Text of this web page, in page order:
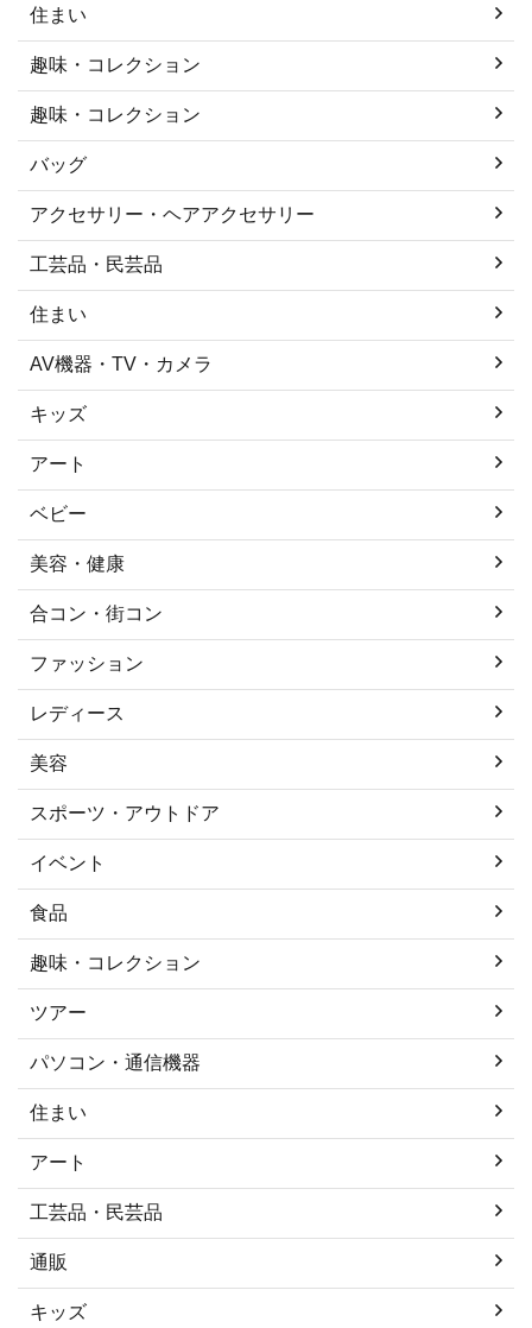
住まい
趣味・コレクション
趣味・コレクション
バッグ
アクセサリー・ヘアアクセサリー
工芸品・民芸品
住まい
AV機器・TV・カメラ
キッズ
アート
ベビー
美容・健康
合コン・街コン
ファッション
レディース
美容
スポーツ・アウトドア
イベント
食品
趣味・コレクション
ツアー
パソコン・通信機器
住まい
アート
工芸品・民芸品
通販
キッズ